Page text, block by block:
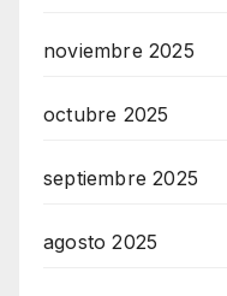
noviembre 2025
octubre 2025
septiembre 2025
agosto 2025